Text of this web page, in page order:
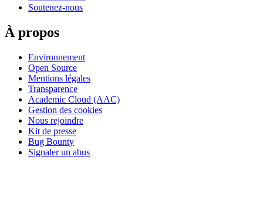
Soutenez-nous
À propos
Environnement
Open Source
Mentions légales
Transparence
Academic Cloud (AAC)
Gestion des cookies
Nous rejoindre
Kit de presse
Bug Bounty
Signaler un abus